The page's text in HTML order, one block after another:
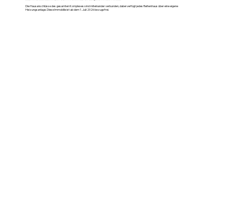
Die Hausanschlüsse des gesamten Komplexes sind miteinander verbunden, dabei verfügt jedes Reihenhaus über eine eigene
Heizungsanlage. Diese Immobilie ist ab dem 1. Juli 2026 bezugsfrei.